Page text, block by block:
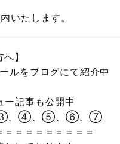
いたします。
】
ルをブログにて紹介中
記事も公開中
、④、 ⑤、 ⑥、⑦
＝＝＝＝＝＝＝＝